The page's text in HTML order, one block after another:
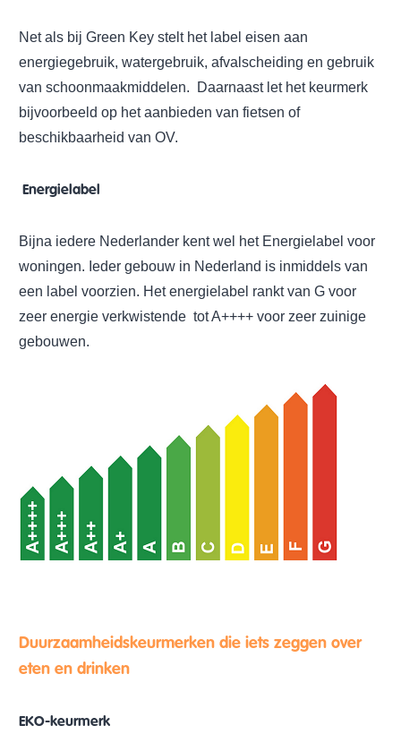
Net als bij Green Key stelt het label eisen aan
energiegebruik, watergebruik, afvalscheiding en gebruik
van schoonmaakmiddelen. Daarnaast let het keurmerk
bijvoorbeeld op het aanbieden van fietsen of
beschikbaarheid van OV.
Energielabel
Bijna iedere Nederlander kent wel het Energielabel voor
woningen. Ieder gebouw in Nederland is inmiddels van
een label voorzien. Het energielabel rankt van G voor
zeer energie verkwistende tot A++++ voor zeer zuinige
gebouwen.
Duurzaamheidskeurmerken die iets zeggen over
eten en drinken
EKO-keurmerk